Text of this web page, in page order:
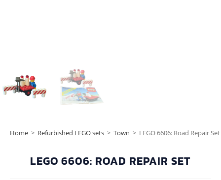
Home > Refurbished LEGO sets > Town > LEGO 6606: Road Repair Set
LEGO 6606: ROAD REPAIR SET